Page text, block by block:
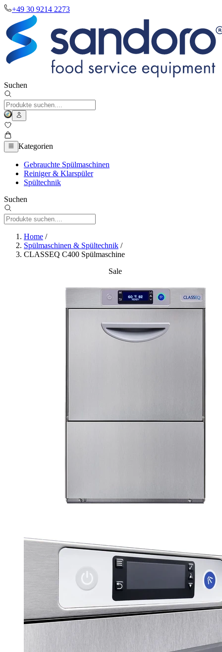
+49 30 9214 2273
Suchen
Kategorien
Gebrauchte Spülmaschinen
Reiniger & Klarspüler
Spültechnik
Suchen
Home /
Spülmaschinen & Spültechnik /
CLASSEQ C400 Spülmaschine
Sale